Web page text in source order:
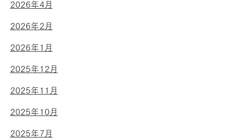
2026年4月
2026年2月
2026年1月
2025年12月
2025年11月
2025年10月
2025年7月